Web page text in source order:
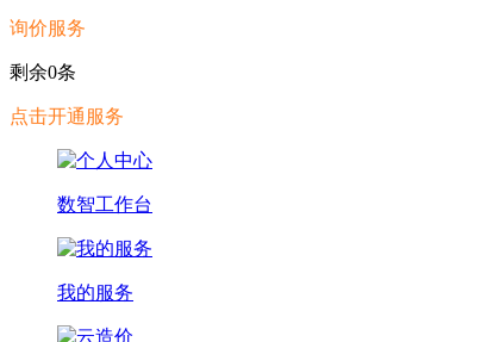
询价服务
剩余0条
点击开通服务
数智工作台
我的服务